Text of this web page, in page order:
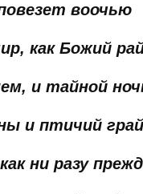
воочью
как Божий
и тайной
и птичий грай
ни разу